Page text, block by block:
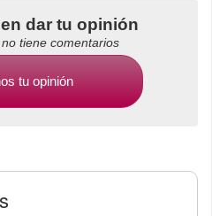
dar tu opinión
tiene comentarios
tu opinión